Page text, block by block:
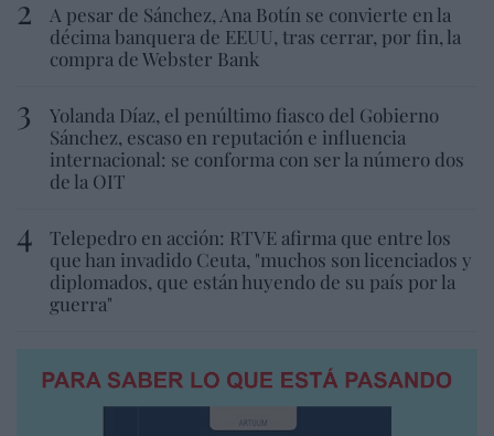
A pesar de Sánchez, Ana Botín se convierte en la
décima banquera de EEUU, tras cerrar, por fin, la
compra de Webster Bank
Yolanda Díaz, el penúltimo fiasco del Gobierno
Sánchez, escaso en reputación e influencia
internacional: se conforma con ser la número dos
de la OIT
Telepedro en acción: RTVE afirma que entre los
que han invadido Ceuta, "muchos son licenciados y
diplomados, que están huyendo de su país por la
guerra"